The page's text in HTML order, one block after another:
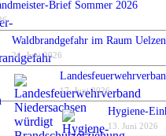
Brief Sommer 2026
Waldbrandgefahr im Raum
24. Juni 2026
17. Juni 2026
Hygiene-
13. Juni 2026